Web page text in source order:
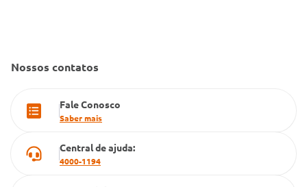
Cartão Grupo Conde
Nossos contatos
Fale Conosco
Saber mais
Central de ajuda:
4000-1194